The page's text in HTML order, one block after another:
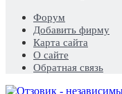
Форум
Добавить фирму
Карта сайта
О сайте
Обратная связь